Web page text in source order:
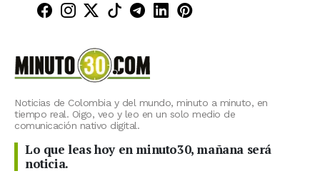
Minuto30 en Facebook
Minuto30 en Instagram
Minuto30 en X (Twitter)
Minuto30 en TikTok
Canal de Minuto30 en
Minuto30 en LinkedIn
Minuto30 en
Noticias de Colombia y del mundo, minuto a minuto, en
tiempo real. Oigo, veo y leo en un solo medio de
comunicación nativo digital.
Lo que leas hoy en minuto30, mañana será
noticia.